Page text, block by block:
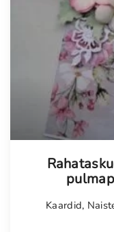
Kaardid,